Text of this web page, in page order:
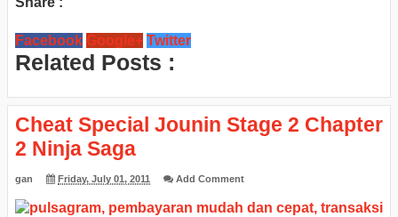
Facebook Google+ Twitter
Related Posts :
Cheat Special Jounin Stage 2 Chapter
2 Ninja Saga
gan Friday, July 01, 2011 Add Comment